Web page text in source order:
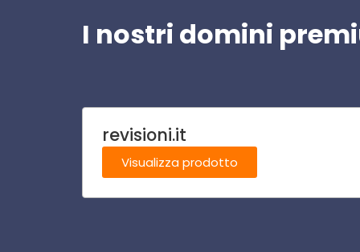
I nostri domini
revisioni.it
Visualizza prodotto